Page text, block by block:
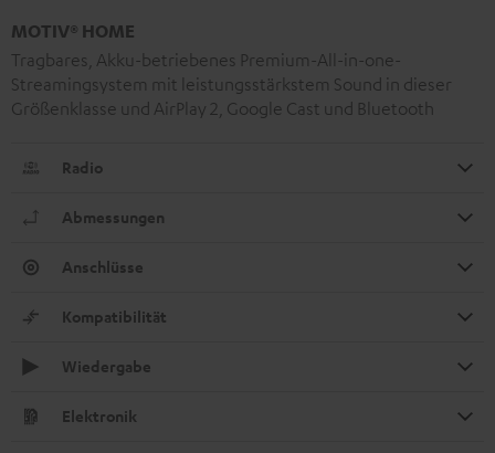
MOTIV® HOME
Tragbares, Akku-betriebenes Premium-All-in-one-
Streamingsystem mit leistungsstärkstem Sound in dieser
Größenklasse und AirPlay 2, Google Cast und Bluetooth
Radio
Abmessungen
Anschlüsse
Kompatibilität
Wiedergabe
Elektronik